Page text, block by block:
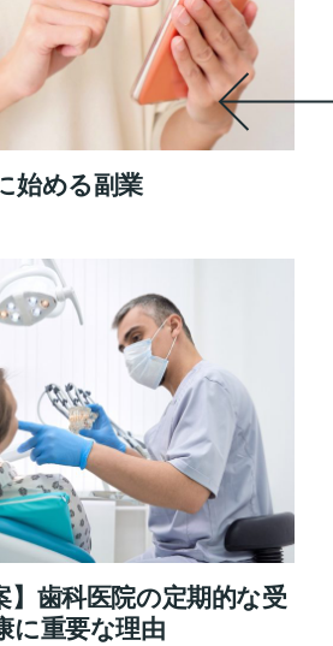
始める副業
】歯科医院の定期的な受
に重要な理由